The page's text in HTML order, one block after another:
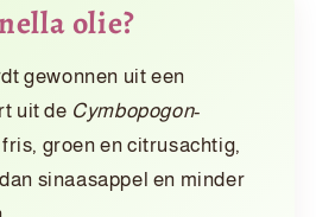
olie?
gewonnen uit een
uit de Cymbopogon-
groen en citrusachtig,
sinaasappel en minder